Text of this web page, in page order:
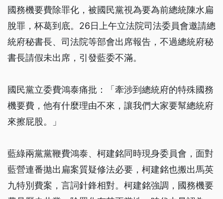
國務機要費除罪化，被國民黨視為要為前總統陳水扁
脫罪，杯葛到底。26日上午立法院司法委員會邀請總
統府秘書長、司法院等部會出席報告，不過總統府秘
書長請假未出席，引發藍委不滿。
國民黨立委費鴻泰痛批：「牽涉到總統府的特殊國務
機要費，他有什麼理由不來，讓我們大家要幫總統府
來擦屁股。」
藍綠兩黨黨鞭費鴻泰、柯建銘同時現身委員會，面對
藍營連番拋出扁案質疑修法必要，柯建銘也搬出馬英
九特別費案，言詞針鋒相對。柯建銘強調，國務機要